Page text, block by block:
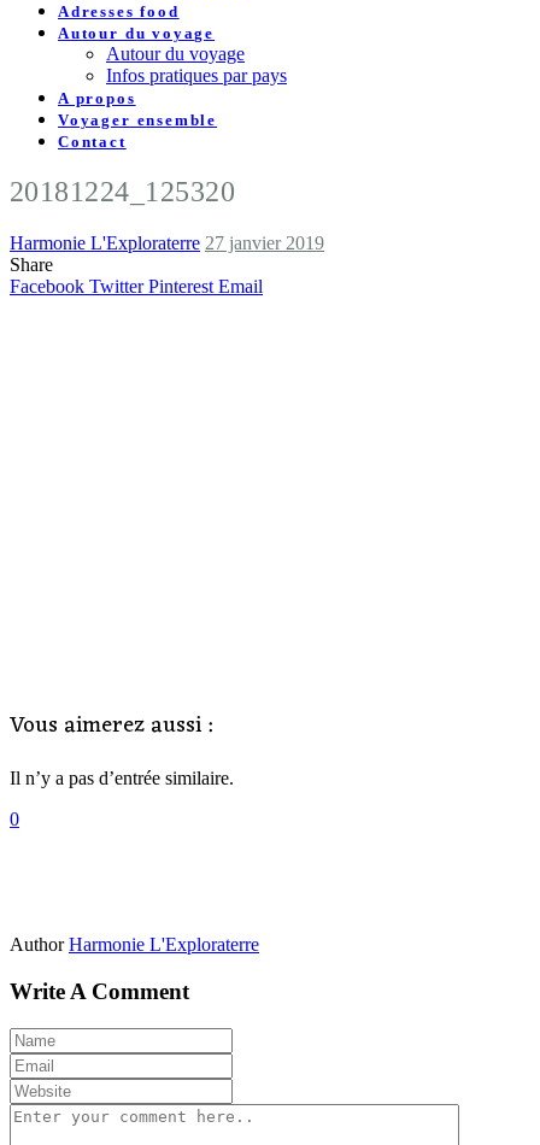
Adresses food
Autour du voyage
Autour du voyage
Infos pratiques par pays
A propos
Voyager ensemble
Contact
20181224_125320
Harmonie L'Exploraterre 27 janvier 2019
Share
Facebook Twitter Pinterest Email
Vous aimerez aussi :
Il n’y a pas d’entrée similaire.
0
Author Harmonie L'Exploraterre
Write A Comment